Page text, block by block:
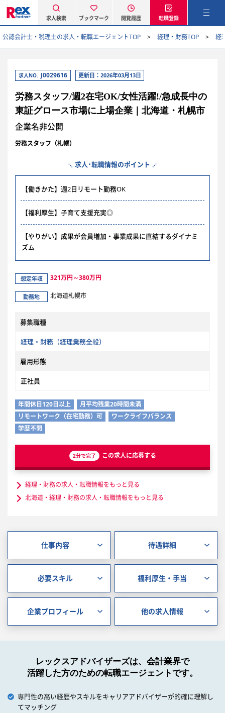
求人検索 ブックマーク 閲覧履歴 転職登録
公認会計士・税理士の求人・転職エージェントTOP 経理・財務TOP 経
求人NO. J0029616 更新日：2026年03月13日
労務スタッフ/週2在宅OK/女性活躍!/急成長中の
東証グロース市場に上場企業｜北海道・札幌市
企業名非公開
労務スタッフ（札幌）
求人･転職情報のポイント
【働きかた】週2日リモート勤務OK
【福利厚生】子育て支援充実◎
【やりがい】成果が会員増加・事業成果に直結するダイナミ
ズム
想定年収 321万円～380万円
勤務地 北海道札幌市
募集職種
経理・財務（経理業務全般）
雇用形態
正社員
年間休日120日以上
月平均残業20時間未満
リモートワーク（在宅勤務）可
ワークライフバランス
学歴不問
2分で完了 この求人に応募する
経理・財務の求人・転職情報をもっと見る
北海道・経理・財務の求人・転職情報をもっと見る
仕事内容 待遇詳細
必要スキル 福利厚生・手当
企業プロフィール 他の求人情報
レックスアドバイザーズは、会計業界で
活躍した方のための転職エージェントです。
専門性の高い経歴やスキルをキャリアアドバイザーが的確に理解し
てマッチング